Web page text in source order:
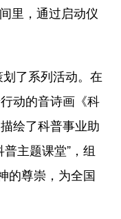
里，通过启动仪
了系列活动。在
动的音诗画《科
绘了科普事业助
主题课堂”，组
的尊崇，为全国